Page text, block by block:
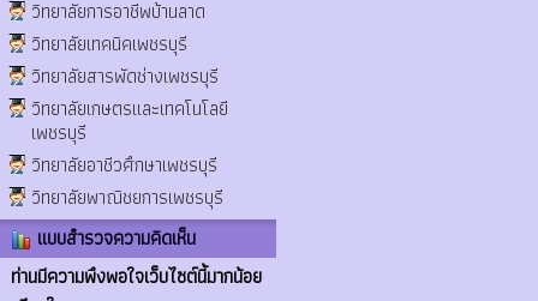
วิทยาลัยการอาชีพบ้านลาด
วิทยาลัยเทคนิคเพชรบุรี
วิทยาลัยสารพัดช่างเพชรบุรี
วิทยาลัยเกษตรและเทคโนโลยี
เพชรบุรี
วิทยาลัยอาชีวศึกษาเพชรบุรี
วิทยาลัยพาณิชยการเพชรบุรี
แบบสำรวจความคิดเห็น
ท่านมีความพึงพอใจเว็บไซต์นี้มากน้อย